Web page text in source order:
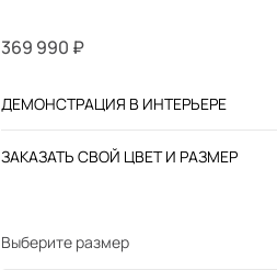
369 990 ₽
ДЕМОНСТРАЦИЯ В ИНТЕРЬЕРЕ
ЗАКАЗАТЬ СВОЙ ЦВЕТ И РАЗМЕР
Выберите размер